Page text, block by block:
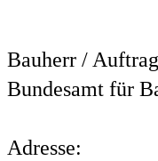
Bauherr /
Bundesamt für
Adresse: